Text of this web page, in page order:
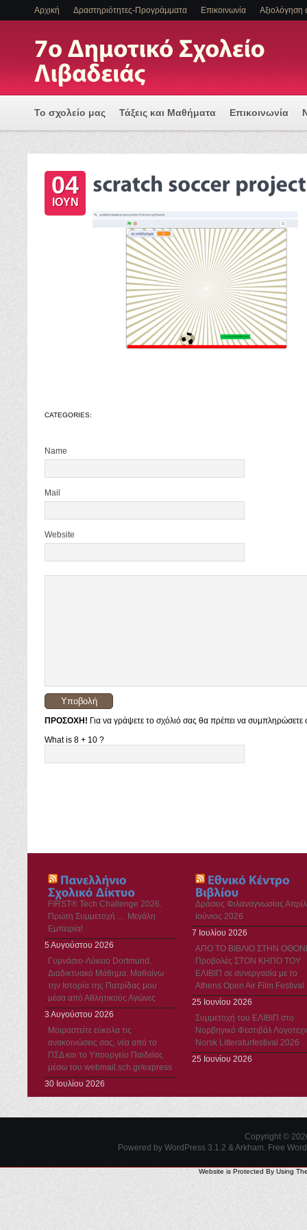
Αρχική Δραστηριότητες-Προγράμματα Επικοινωνία Αξιολόγηση
Το σχολείο μας Τάξεις και Μαθήματα Επικοινωνία
Πρόγραμμα Εισαγωγής Η/Υ για μια Ψηφιακά
ΕΝΤΑΞΗ ΜΑΘΗΤΩΝ ΜΕ ΑΝΑΠΗΡΙΑ Η/ΚΑΙ ΕΙΔΙΚΕΣ
04
ΙΟΥΝ
CATEGORIES:
Name
Mail
Website
ΠΡΟΣΟΧΗ! Για να γράψετε το σχόλιό σας θα πρέπει να
What is 8 + 10 ?
FIRST® Tech Challenge 2026.
Πρώτη Συμμετοχή … Μεγάλη
Εμπειρία!
5 Αυγούστου 2026
Γυμνάσιο-Λύκειο Dortmund.
Διαδικτυακό Μάθημα. Μαθαίνω
την Ιστορία της Πατρίδας μου
μέσα από Αθλητικούς Αγώνες
3 Αυγούστου 2026
Μοιραστείτε εύκολα τις
ανακοινώσεις σας, νέα από το
ΠΣΔ και το Υπουργείο Παιδείας
μέσω του webmail.sch.gr/express
30 Ιουλίου 2026
Δράσεις Φιλαναγνωσίας
Ιούνιος 2026
7 Ιουλίου 2026
ΑΠΟ ΤΟ ΒΙΒΛΙΟ ΣΤΗΝ
Προβολές ΣΤΟΝ ΚΗΠΟ ΤΟΥ
ΕΛΙΒΙΠ σε συνεργασία με το
Athens Open Air Film Festival
25 Ιουνίου 2026
Συμμετοχή του ΕΛΙΒΙΠ στο
Νορβηγικό Φεστιβάλ
Norsk Litteraturfestival 2026
25 Ιουνίου 2026
Copyright ©
Powered by WordPress 3.1.2 & Arkham. Free
Website is Protected By Using